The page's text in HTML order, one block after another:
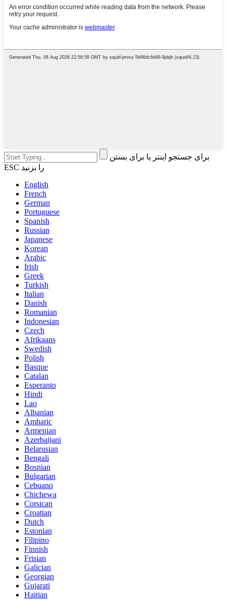
برای جستجو اینتر یا برای بستن
ESC را بزنید
English
French
German
Portuguese
Spanish
Russian
Japanese
Korean
Arabic
Irish
Greek
Turkish
Italian
Danish
Romanian
Indonesian
Czech
Afrikaans
Swedish
Polish
Basque
Catalan
Esperanto
Hindi
Lao
Albanian
Amharic
Armenian
Azerbaijani
Belarusian
Bengali
Bosnian
Bulgarian
Cebuano
Chichewa
Corsican
Croatian
Dutch
Estonian
Filipino
Finnish
Frisian
Galician
Georgian
Gujarati
Haitian